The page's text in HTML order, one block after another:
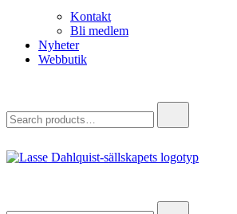
Kontakt
Bli medlem
Nyheter
Webbutik
for: